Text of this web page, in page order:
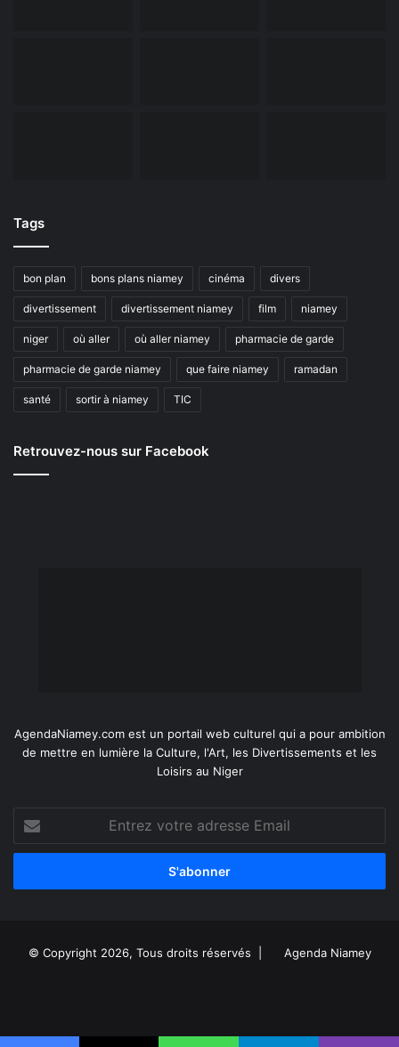
Tags
bon plan bons plans niamey cinéma divers
divertissement divertissement niamey film niamey
niger où aller où aller niamey pharmacie de garde
pharmacie de garde niamey que faire niamey ramadan
santé sortir à niamey TIC
Retrouvez-nous sur Facebook
AgendaNiamey.com est un portail web culturel qui a pour ambition
de mettre en lumière la Culture, l'Art, les Divertissements et les
Loisirs au Niger
votre
adresse
© Copyright 2026, Tous droits réservés | Agenda Niamey